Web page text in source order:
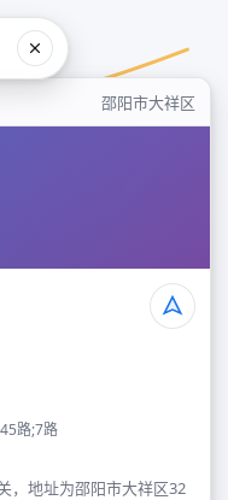
邵阳市大祥区
路;7路
，地址为邵阳市大祥区32